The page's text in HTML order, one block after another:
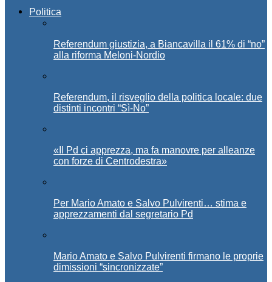
Politica
Referendum giustizia, a Biancavilla il 61% di “no”
alla riforma Meloni-Nordio
Referendum, il risveglio della politica locale: due
distinti incontri “Sì-No”
«Il Pd ci apprezza, ma fa manovre per alleanze
con forze di Centrodestra»
Per Mario Amato e Salvo Pulvirenti… stima e
apprezzamenti dal segretario Pd
Mario Amato e Salvo Pulvirenti firmano le proprie
dimissioni “sincronizzate”